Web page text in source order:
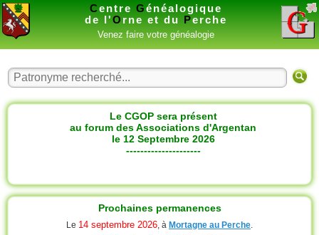
Centre Généalogique
de l'O rne et du Perche
Venez faire votre généalogie
Le CGOP sera présent
au forum des Associations d'Argentan
le 12 Septembre 2026
---------------------
Prochaines permanences
Le 14 septembre 2026, à Mortagne au Perche.